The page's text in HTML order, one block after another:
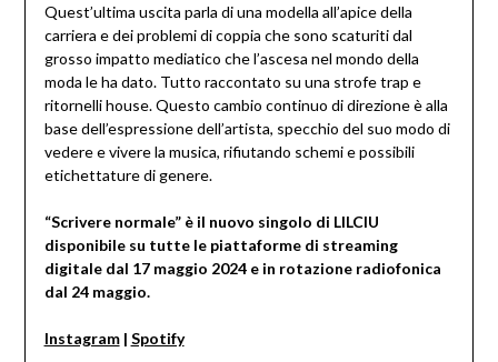
Quest’ultima uscita parla di una modella all’apice della
carriera e dei problemi di coppia che sono scaturiti dal
grosso impatto mediatico che l’ascesa nel mondo della
moda le ha dato. Tutto raccontato su una strofe trap e
ritornelli house. Questo cambio continuo di direzione è alla
base dell’espressione dell’artista, specchio del suo modo di
vedere e vivere la musica, rifiutando schemi e possibili
etichettature di genere.
“Scrivere normale” è il nuovo singolo di LILCIU
disponibile su tutte le piattaforme di streaming
digitale dal 17 maggio 2024 e in rotazione radiofonica
dal 24 maggio.
Instagram | Spotify